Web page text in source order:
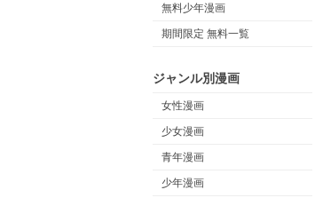
無料少年漫画
期間限定 無料一覧
ジャンル別漫画
女性漫画
少女漫画
青年漫画
少年漫画